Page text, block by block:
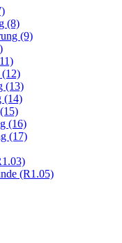
(8)
(9)
(12)
(13)
(14)
(16)
(17)
(R1.05)